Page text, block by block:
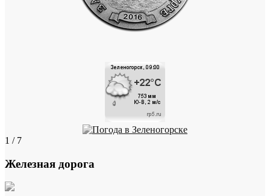
1 / 7
Железная дорога